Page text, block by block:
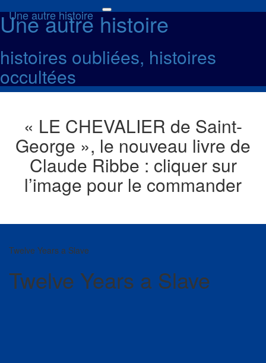
Toggle
navigation
Une autre histoire
Une autre histoire
histoires oubliées, histoires
occultées
« LE CHEVALIER de Saint-
George », le nouveau livre de
Claude Ribbe : cliquer sur
l’image pour le commander
Twelve Years a Slave
Twelve Years a Slave